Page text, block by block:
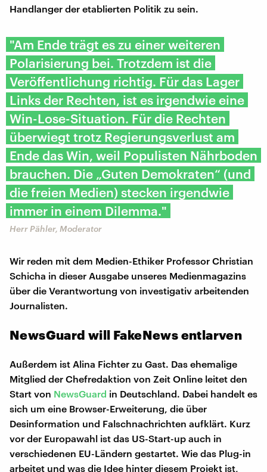
Handlanger der etablierten Politik zu sein.
"Am Ende trägt es zu einer weiteren
Polarisierung bei. Trotzdem ist die
Veröffentlichung richtig. Für das Lager
Links der Rechten, ist es irgendwie eine
Win-Lose-Situation. Für die Rechten
überwiegt trotz Regierungsverlust am
Ende das Win, weil Populisten Nährboden
brauchen. Die „Guten Demokraten“ (und
die freien Medien) stecken irgendwie
immer in einem Dilemma."
Herr Pähler, Moderator
Wir reden mit dem Medien-Ethiker Professor Christian
Schicha in dieser Ausgabe unseres Medienmagazins
über die Verantwortung von investigativ arbeitenden
Journalisten.
NewsGuard will FakeNews entlarven
Außerdem ist Alina Fichter zu Gast. Das ehemalige
Mitglied der Chefredaktion von Zeit Online leitet den
Start von NewsGuard in Deutschland. Dabei handelt es
sich um eine Browser-Erweiterung, die über
Desinformation und Falschnachrichten aufklärt. Kurz
vor der Europawahl ist das US-Start-up auch in
verschiedenen EU-Ländern gestartet. Wie das Plug-in
arbeitet und was die Idee hinter diesem Projekt ist,